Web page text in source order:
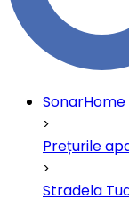
SonarHome
Prețurile
Stradela